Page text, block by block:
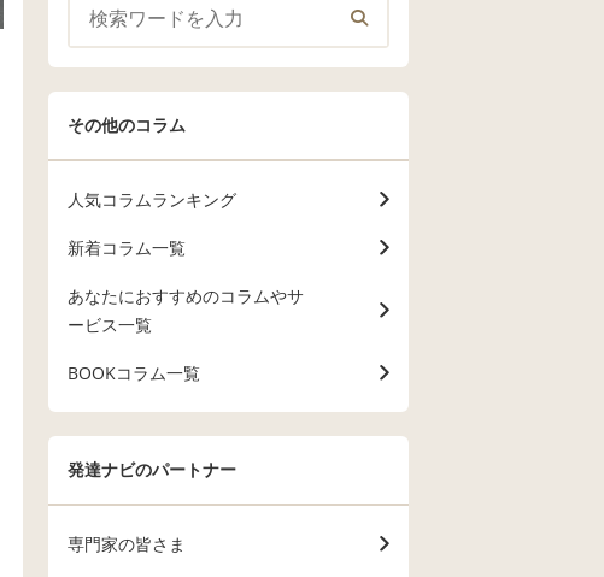
その他のコラム
人気コラムランキング
新着コラム一覧
あなたにおすすめのコラムやサ
ービス一覧
BOOKコラム一覧
発達ナビのパートナー
専門家の皆さま